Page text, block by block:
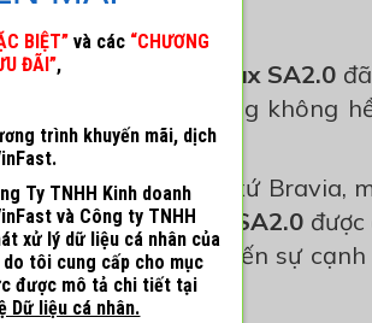
xe VinFast Lux SA2.0
ra một tiếng vang không
nhà sản xuất ô tô xứ Bravia,
VinFast Lux SA2.0 được
vốn đang chứng kiến sự
BIỆT” và các “CHƯƠNG
ĐÃI”,
trình khuyến mãi, dịch
Ty TNHH Kinh doanh
và Công ty TNHH
xử lý dữ liệu cá nhân của
tôi cung cấp cho mục
được mô tả chi tiết tại
Dữ liệu cá nhân.